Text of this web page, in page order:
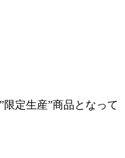
定生産”商品となって